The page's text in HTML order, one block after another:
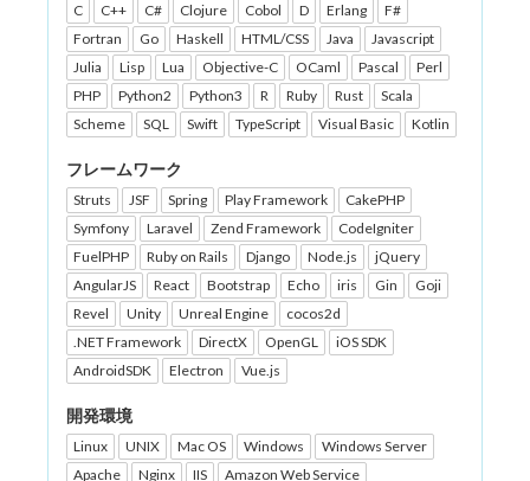
C C++ C# Clojure Cobol D Erlang
F#
Fortran
Go Haskell HTML/CSS Java
Javascript
Julia
Lisp Lua Objective-C OCaml Pascal
Perl
PHP
Python2 Python3 R Ruby Rust
Scala
Scheme
SQL Swift TypeScript Visual Basic Kotlin
フレームワーク
Struts JSF Spring Play Framework
CakePHP
Symfony
Laravel Zend Framework
CodeIgniter
FuelPHP
Ruby on Rails Django Node.js
jQuery
AngularJS
React Bootstrap Echo iris Gin
Goji
Revel
Unity Unreal Engine
cocos2d
.NET Framework
DirectX OpenGL
iOS SDK
AndroidSDK
Electron Vue.js
開発環境
Linux UNIX Mac OS Windows
Windows Server
Apache
Nginx IIS
Amazon Web Service